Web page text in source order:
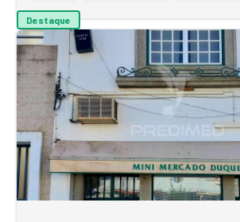
Destaque